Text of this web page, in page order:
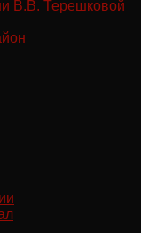
В.В. Терешковой